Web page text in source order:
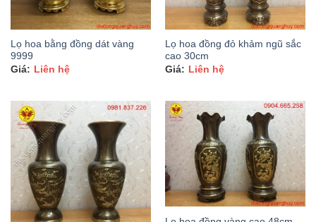
Lọ hoa bằng đồng dát vàng
9999
Liên hệ
Lọ hoa đồng đỏ khảm ngũ sắc
cao 30cm
Liên hệ